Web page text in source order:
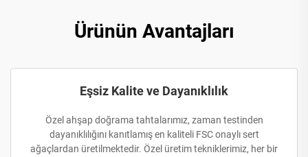
Ürünün Avantajları
Eşsiz Kalite ve Dayanıklılık
Özel ahşap doğrama tahtalarımız, zaman testinden
dayanıklılığını kanıtlamış en kaliteli FSC onaylı sert
ağaçlardan üretilmektedir. Özel üretim tekniklerimiz, her bir